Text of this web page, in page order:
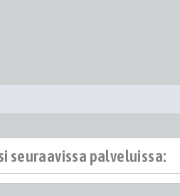
seuraavissa palveluissa: